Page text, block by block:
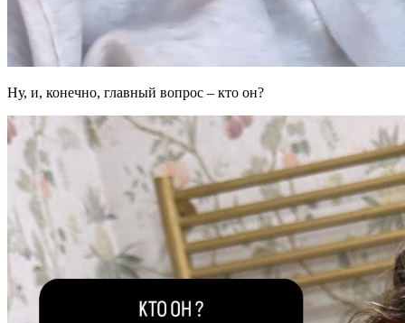
Ну, и, конечно, главный вопрос – кто он?